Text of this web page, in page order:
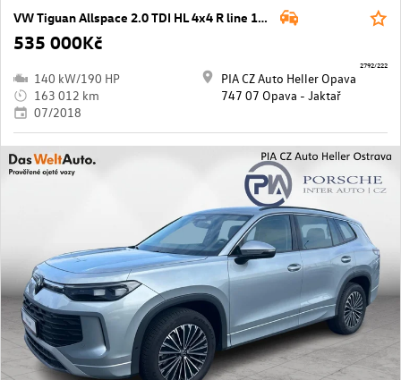
VW Tiguan Allspace 2.0 TDI HL 4x4 R line 140 kW 7DSG
535 000Kč
140 kW/190 HP
163 012 km
07/2018
PIA CZ Auto Heller Opava
747 07 Opava - Jaktař
2792/222